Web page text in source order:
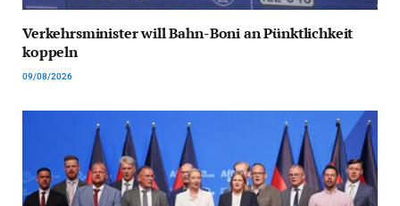
Verkehrsminister will Bahn-Boni an Pünktlichkeit
koppeln
09/08/2026